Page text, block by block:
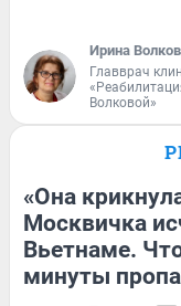
Ирина
Главврач
Волковой»
«Она
Москвичка
Вьетнаме.
минуты